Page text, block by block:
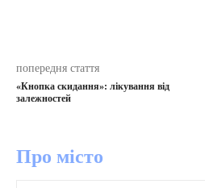
попередня стаття
«Кнопка скидання»: лікування від
залежностей
Про місто